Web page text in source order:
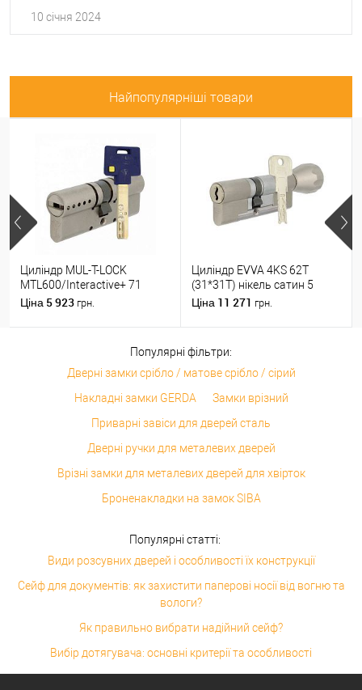
10 січня 2024
Найпопулярніші товари
Циліндр MUL-T-LOCK
MTL600/Interactive+ 71
(31*40) нікель сатин
Ціна 5 923 грн.
Циліндр EVVA 4KS 62T
(31*31T) нікель сатин 5
ключів
Ціна 11 271 грн.
Популярні фільтри:
Дверні замки срібло / матове срібло / сірий
Накладні замки GERDA
Замки врізний
Приварні завіси для дверей сталь
Дверні ручки для металевих дверей
Врізні замки для металевих дверей для хвірток
Броненакладки на замок SIBA
Популярні статті:
Види розсувних дверей і особливості їх конструкції
Сейф для документів: як захистити паперові носії від вогню та
вологи?
Як правильно вибрати надійний сейф?
Вибір дотягувача: основні критерії та особливості